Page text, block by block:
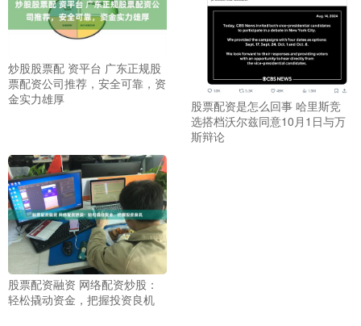
炒股股票配 资平台 广东正规股
票配资公司推荐，安全可靠，资
金实力雄厚
股票配资是怎么回事 哈里斯竞
选搭档沃尔兹同意10月1日与万
斯辩论
股票配资融资 网络配资炒股：
轻松撬动资金，把握投资良机